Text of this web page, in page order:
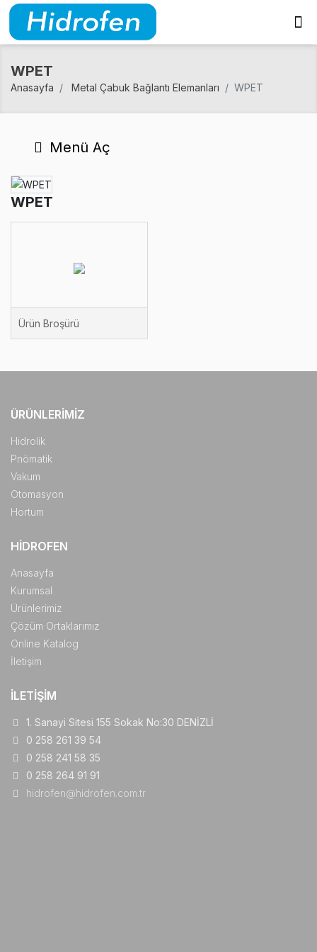
WPET
Anasayfa Metal Çabuk Bağlantı Elemanları WPET
Menü Aç
WPET
Ürün Broşürü
ÜRÜNLERIMIZ
Hidrolik
Pnömatik
Vakum
Otomasyon
Hortum
HIDROFEN
Anasayfa
Kurumsal
Ürünlerimiz
Çözüm Ortaklarımız
Online Katalog
İletişim
İLETIŞIM
1. Sanayi Sitesi 155 Sokak No:30 DENİZLİ
0 258 261 39 54
0 258 241 58 35
0 258 264 91 91
hidrofen@hidrofen.com.tr